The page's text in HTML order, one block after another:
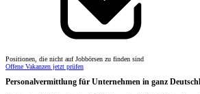
Positionen, die nicht auf Jobbörsen zu finden sind
Offene Vakanzen jetzt prüfen
Personalvermittlung für Unternehmen in ganz